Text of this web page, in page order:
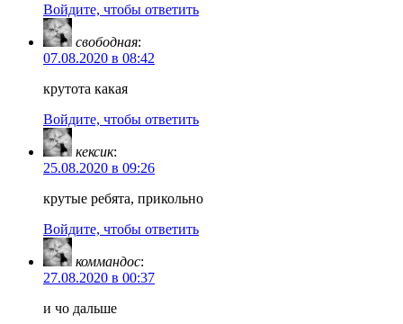
Войдите, чтобы ответить
свободная:
07.08.2020 в 08:42
крутота какая
Войдите, чтобы ответить
кексик:
25.08.2020 в 09:26
крутые ребята, прикольно
Войдите, чтобы ответить
коммандос:
27.08.2020 в 00:37
и чо дальше